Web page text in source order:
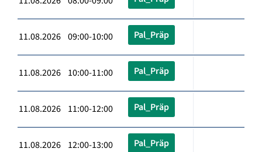
11.08.2026 09:00-10:00 Pal_Präp
11.08.2026 10:00-11:00 Pal_Präp
11.08.2026 11:00-12:00 Pal_Präp
11.08.2026 12:00-13:00 Pal_Präp